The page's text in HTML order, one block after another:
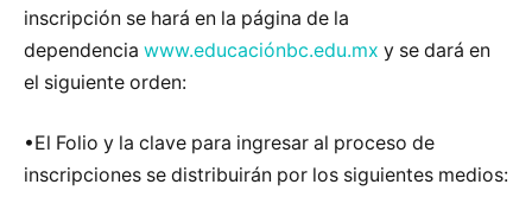
inscripción se hará en la página de la
dependencia www.educaciónbc.edu.mx y se dará en
el siguiente orden:
•El Folio y la clave para ingresar al proceso de
inscripciones se distribuirán por los siguientes medios: